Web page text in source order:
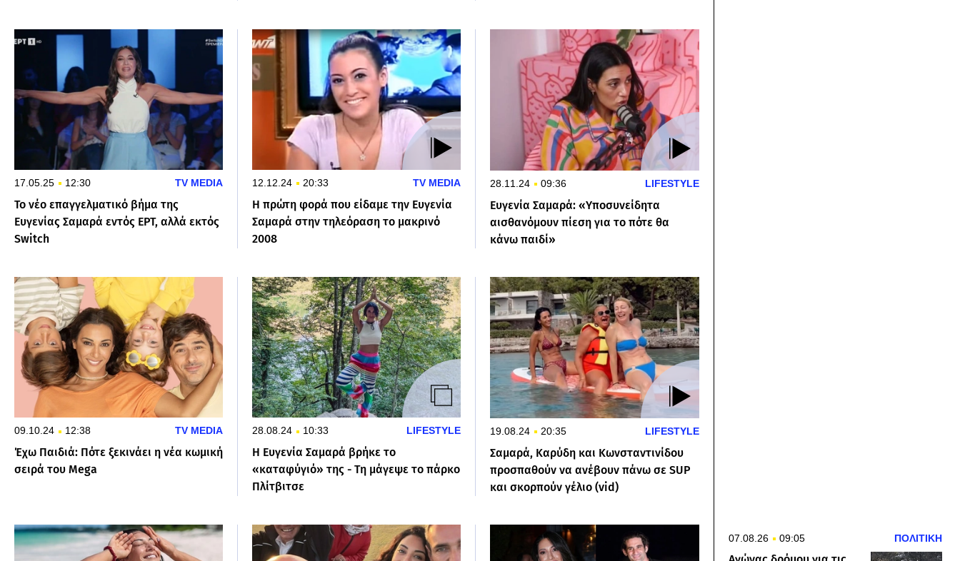
17.05.25 12:30 TV MEDIA
Το νέο επαγγελματικό βήμα της
Ευγενίας Σαμαρά εντός ΕΡΤ, αλλά εκτός
Switch
12.12.24 20:33 TV MEDIA
Η πρώτη φορά που είδαμε την Ευγενία
Σαμαρά στην τηλεόραση το μακρινό
2008
28.11.24 09:36 LIFESTYLE
Ευγενία Σαμαρά: «Υποσυνείδητα
αισθανόμουν πίεση για το πότε θα
κάνω παιδί»
09.10.24 12:38 TV MEDIA
Έχω Παιδιά: Πότε ξεκινάει η νέα κωμική
σειρά του Mega
28.08.24 10:33 LIFESTYLE
Η Ευγενία Σαμαρά βρήκε το
«καταφύγιό» της - Τη μάγεψε το πάρκο
Πλίτβιτσε
19.08.24 20:35 LIFESTYLE
Σαμαρά, Καρύδη και Κωνσταντινίδου
προσπαθούν να ανέβουν πάνω σε SUP
και σκορπούν γέλιο (vid)
07.08.26 09:05 ΠΟΛΙΤΙΚΗ